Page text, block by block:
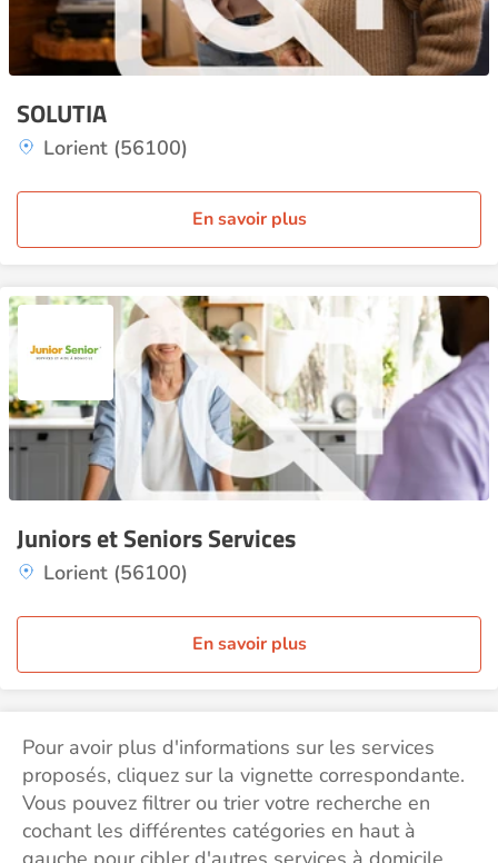
SOLUTIA
Lorient (56100)
En savoir plus
Juniors et Seniors Services
Lorient (56100)
En savoir plus
Pour avoir plus d'informations sur les services
proposés, cliquez sur la vignette correspondante.
Vous pouvez filtrer ou trier votre recherche en
cochant les différentes catégories en haut à